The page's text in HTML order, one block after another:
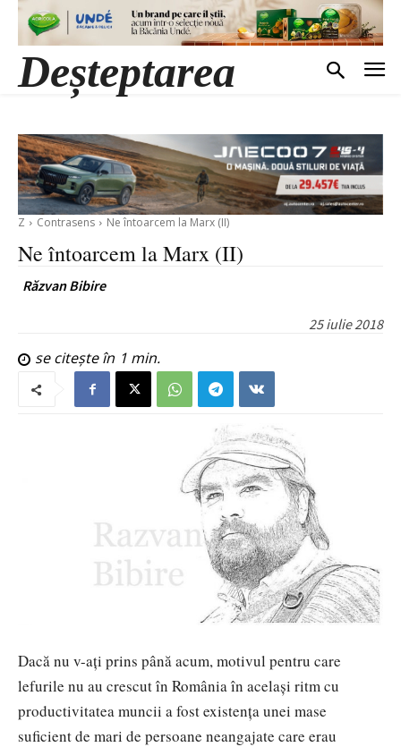
Deșteptarea
Z Contrasens Ne întoarcem la Marx (II)
Ne întoarcem la Marx (II)
Răzvan Bibire
25 iulie 2018
se citește în 1 min.
Dacă nu v-ați prins până acum, motivul pentru care
lefurile nu au crescut în România în același ritm cu
productivitatea muncii a fost existența unei mase
suficient de mari de persoane neangajate care erau